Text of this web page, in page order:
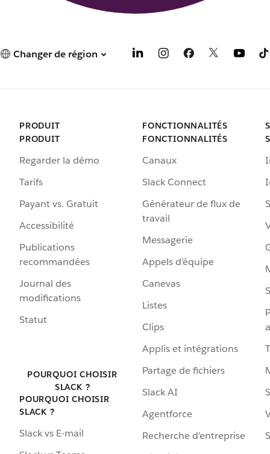
Changer de région
PRODUIT
PRODUIT
Regarder la démo
Tarifs
Payant vs. Gratuit
Accessibilité
Publications
recommandées
Journal des
modifications
Statut
POURQUOI CHOISIR
SLACK ?
POURQUOI CHOISIR
SLACK ?
Slack vs E-mail
FONCTIONNALITÉS
FONCTIONNALITÉS
Canaux
Slack Connect
Générateur de flux de
travail
Messagerie
Appels d’équipe
Canevas
Listes
Clips
Applis et intégrations
Partage de fichiers
Slack AI
Agentforce
Recherche d’entreprise